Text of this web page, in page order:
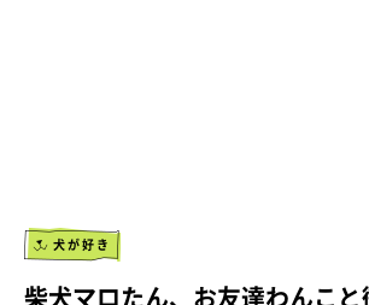
犬が好き
柴犬マロたん、お友達わんこと